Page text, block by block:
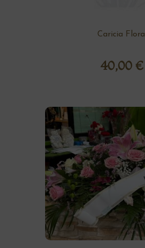
Caricia Floral
40,00 €